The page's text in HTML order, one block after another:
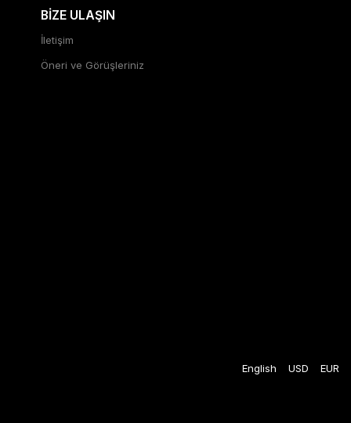
BİZE ULAŞIN
İletişim
Öneri ve Görüşleriniz
English USD EUR